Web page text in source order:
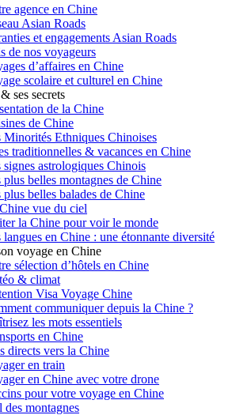
agence en Chine
Asian Roads
et engagements Asian Roads
de nos voyageurs
d’affaires en Chine
scolaire et culturel en Chine
ses secrets
de la Chine
de Chine
Minorités Ethniques Chinoises
traditionnelles & vacances en Chine
signes astrologiques Chinois
plus belles montagnes de Chine
plus belles balades de Chine
vue du ciel
la Chine pour voir le monde
langues en Chine : une étonnante diversité
voyage en Chine
sélection d’hôtels en Chine
& climat
Visa Voyage Chine
communiquer depuis la Chine ?
les mots essentiels
en Chine
directs vers la Chine
en train
en Chine avec votre drone
pour votre voyage en Chine
des montagnes